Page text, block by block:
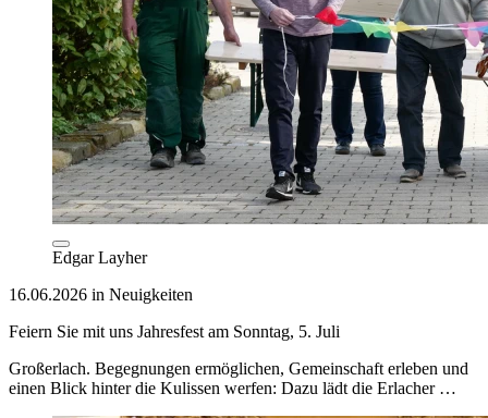
Edgar Layher
16.06.2026 in Neuigkeiten
Feiern Sie mit uns Jahresfest am Sonntag, 5. Juli
Großerlach. Begegnungen ermöglichen, Gemeinschaft erleben und
einen Blick hinter die Kulissen werfen: Dazu lädt die Erlacher …